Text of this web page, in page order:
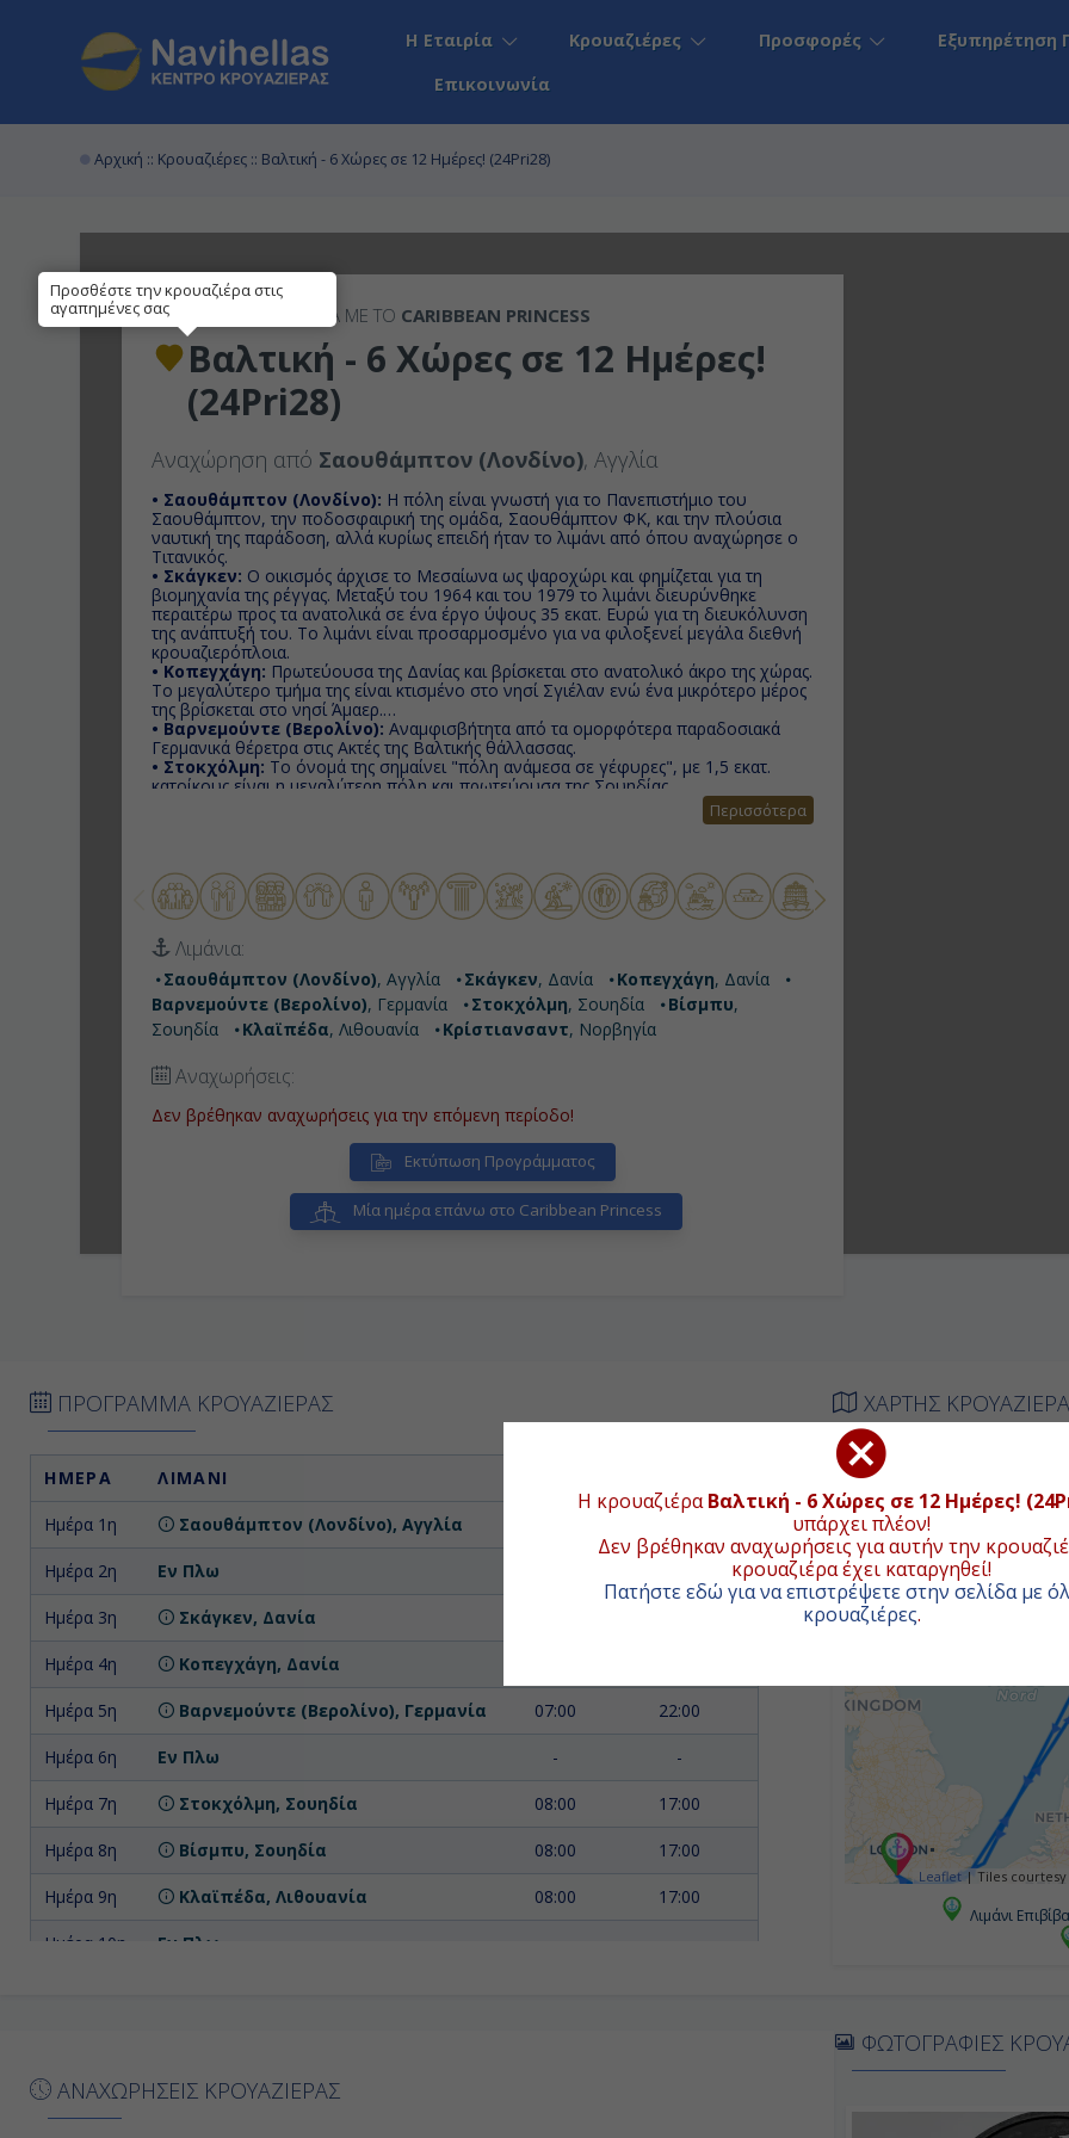
Η κρουαζιέραΒαλτική - 6 Χώρες σε 12 Ημέρες!
υπάρχει πλέον!
Δεν βρέθηκαν αναχωρήσεις για αυτήν την
κρουαζιέρα έχει καταργηθεί!
Πατήστε εδώ για να επιστρέψετε στην σελίδα με
κρουαζιέρες.
Η Εταιρία Κρουαζιέρες Προσφορές
Εξυπηρέτηση
Επικοινωνία
Αρχική :: Κρουαζιέρες :: Βαλτική - 6 Χώρες σε 12 Ημέρες! (24Pri28)
12ΉΜΕΡΗ ΚΡΟΥΑΖΙΕΡΑ ΜΕ ΤΟ CARIBBEAN PRINCESS
Βαλτική - 6 Χώρες σε 12 Ημέρες!
(24Pri28)
Αναχώρηση από Σαουθάμπτον (Λονδίνο), Αγγλία
• Σαουθάμπτον (Λονδίνο): H πόλη είναι γνωστή για το Πανεπιστήμιο του
Σαουθάμπτον, την ποδοσφαιρική της ομάδα, Σαουθάμπτον ΦΚ, και την πλούσια
ναυτική της παράδοση, αλλά κυρίως επειδή ήταν το λιμάνι από όπου αναχώρησε ο
Τιτανικός.
• Σκάγκεν: Ο οικισμός άρχισε το Μεσαίωνα ως ψαροχώρι και φημίζεται για τη
βιομηχανία της ρέγγας. Μεταξύ του 1964 και του 1979 το λιμάνι διευρύνθηκε
περαιτέρω προς τα ανατολικά σε ένα έργο ύψους 35 εκατ. Ευρώ για τη διευκόλυνση
της ανάπτυξή του. Το λιμάνι είναι προσαρμοσμένο για να φιλοξενεί μεγάλα διεθνή
κρουαζιερόπλοια.
• Κοπεγχάγη: Πρωτεύουσα της Δανίας και βρίσκεται στο ανατολικό άκρο της χώρας.
Το μεγαλύτερο τμήμα της είναι κτισμένο στο νησί Σγιέλαν ενώ ένα μικρότερο μέρος
της βρίσκεται στο νησί Άμαερ.
• Βαρνεμούντε (Βερολίνο): Αναμφισβήτητα από τα ομορφότερα παραδοσιακά
Γερμανικά θέρετρα στις Ακτές της Βαλτικής θάλλασσας.
• Στοκχόλμη: To όνομά της σημαίνει "πόλη ανάμεσα σε γέφυρες", με 1,5 εκατ.
κατοίκους είναι η μεγαλύτερη πόλη και πρωτεύουσα της Σουηδίας.
Ένας δημοφιλής προορισμός διακοπών για τους Σκανδιναβούς,που κατά
τη διάρκεια του καλοκαιριού δέχεται χιλιάδες τουρίστες κάθε χρόνο για να τους
η οποία είναι μια αμμώδης χερσόνησος 98 χιλιομέτρων που χωρίζει τη
λιμνοθάλασσα Curonia από τη βαλτική θάλασσα.
• Κρίστιανσαντ: Απ’ την προβλήτα θα ξεκινήσετε έναν από τους πιο όμορφους
περιπάτους της ζωής σας ο οποίος οδηγεί σε πανέμορφα πάρκα με συντριβάνια και
πράσινο, θα περάσετε ένα οχυρό του 17ου αιώνα και θα φτάσετε στην παραλία.
Περισσότερα
Λιμάνια:
Σαουθάμπτον (Λονδίνο), Αγγλία Σκάγκεν, Δανία Κοπεγχάγη, Δανία
Βαρνεμούντε (Βερολίνο), Γερμανία Στοκχόλμη, Σουηδία Βίσμπυ,
Σουηδία
Κλαϊπέδα, Λιθουανία Κρίστιανσαντ, Νορβηγία
Αναχωρήσεις:
Δεν βρέθηκαν αναχωρήσεις για την επόμενη περίοδο!
Εκτύπωση Προγράμματος
Μία ημέρα επάνω στο Caribbean Princess
ΠΡΟΓΡΑΜΜΑ ΚΡΟΥΑΖΙΕΡΑΣ
ΗΜΕΡΑ ΛΙΜΑΝΙ
Ημέρα 1η Σαουθάμπτον (Λονδίνο), Αγγλία
Ημέρα 2η Εν Πλω
Ημέρα 3η Σκάγκεν, Δανία
Ημέρα 4η Κοπεγχάγη, Δανία
Ημέρα 5η Βαρνεμούντε (Βερολίνο), Γερμανία 07:00 22:00
Ημέρα 6η Εν Πλω - -
Ημέρα 7η Στοκχόλμη, Σουηδία 08:00 17:00
Ημέρα 8η Βίσμπυ, Σουηδία 08:00 17:00
Ημέρα 9η Κλαϊπέδα, Λιθουανία 08:00 17:00
Ημέρα 10η Εν Πλω
Ημέρα 13η Σαουθάμπτον (Λονδίνο), Αγγλία
ΧΑΡΤΗΣ
+
−
Leaflet | Tiles
Λιμάνι
ΑΝΑΧΩΡΗΣΕΙΣ ΚΡΟΥΑΖΙΕΡΑΣ
ΦΩΤΟΓΡΑΦΙΕΣ
Προσθέστε την κρουαζιέρα στις
αγαπημένες σας